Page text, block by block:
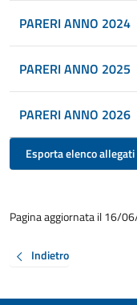
PARERI ANNO 2024
PARERI ANNO 2025
PARERI ANNO 2026
Esporta elenco allegati
Pagina aggiornata il 16/
Indietro